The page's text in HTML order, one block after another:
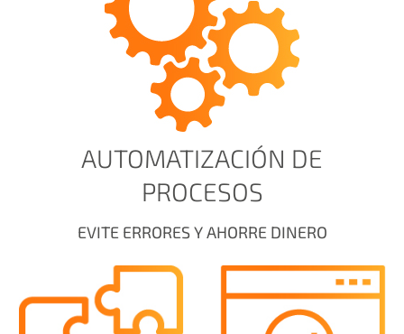
AUTOMATIZACIÓN DE
PROCESOS
EVITE ERRORES Y AHORRE DINERO